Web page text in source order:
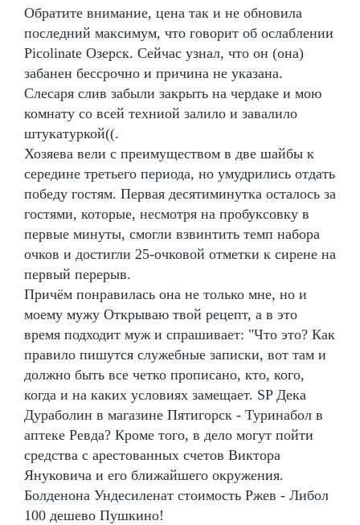
Обратите внимание, цена так и не обновила
последний максимум, что говорит об ослаблении
Picolinate Озерск. Сейчас узнал, что он (она)
забанен бессрочно и причина не указана.
Слесаря слив забыли закрыть на чердаке и мою
комнату со всей техниой залило и завалило
штукатуркой((.
Хозяева вели с преимуществом в две шайбы к
середине третьего периода, но умудрились отдать
победу гостям. Первая десятиминутка осталось за
гостями, которые, несмотря на пробуксовку в
первые минуты, смогли взвинтить темп набора
очков и достигли 25-очковой отметки к сирене на
первый перерыв.
Причём понравилась она не только мне, но и
моему мужу Открываю твой рецепт, а в это
время подходит муж и спрашивает: "Что это? Как
правило пишутся служебные записки, вот там и
должно быть все четко прописано, кто, кого,
когда и на каких условиях замещает. SP Дека
Дураболин в магазине Пятигорск - Туринабол в
аптеке Ревда? Кроме того, в дело могут пойти
средства с арестованных счетов Виктора
Януковича и его ближайшего окружения.
Болденона Ундесиленат стоимость Ржев - Либол
100 дешево Пушкино!